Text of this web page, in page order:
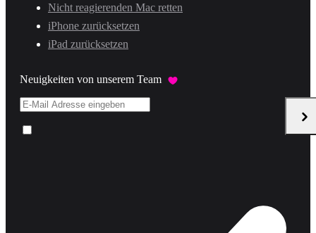
Nicht reagierenden Mac retten
iPhone zurücksetzen
iPad zurücksetzen
Neuigkeiten von unserem Team